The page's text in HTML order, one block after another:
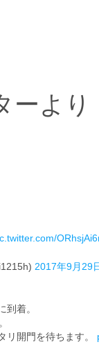
ーより
2017年9月29
到着。
リ開門を待ちます。